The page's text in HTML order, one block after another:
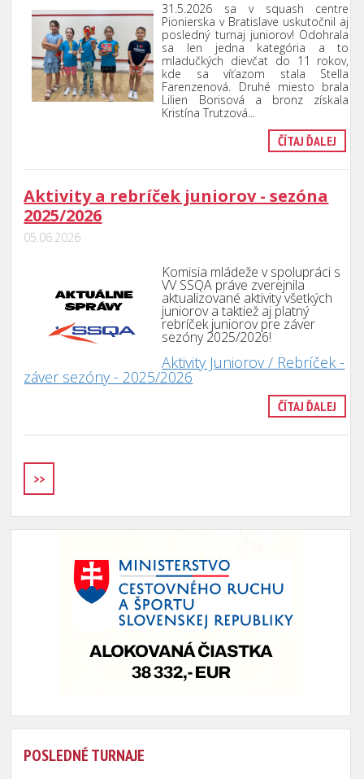
31.5.2026 sa v squash centre
Pionierska v Bratislave uskutočnil aj
posledný turnaj juniorov! Odohrala
sa len jedna kategória a to
mladučkých dievčat do 11 rokov,
kde sa víťazom stala Stella
Farenzenová. Druhé miesto brala
Lilien Borisová a bronz získala
Kristína Trutzová...
ČÍTAJ ĎALEJ
Aktivity a rebríček juniorov - sezóna
2025/2026
05.06.2026
Komisia mládeže v spolupráci s
VV SSQA práve zverejnila
aktualizované aktivity všetkých
juniorov a taktiež aj platný
rebríček juniorov pre záver
sezóny 2025/2026!
Aktivity Juniorov / Rebríček -
záver sezóny - 2025/2026
ČÍTAJ ĎALEJ
>>
POSLEDNÉ TURNAJE